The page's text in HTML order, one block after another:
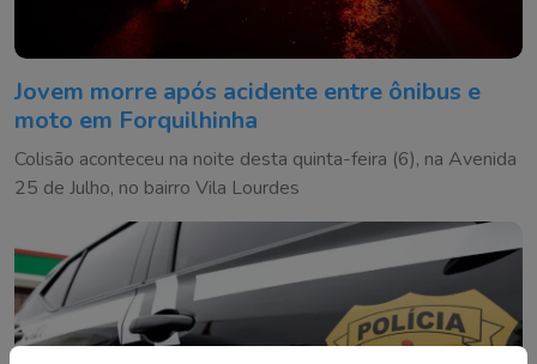
Jovem morre após acidente entre ônibus e
moto em Forquilhinha
Colisão aconteceu na noite desta quinta-feira (6), na Avenida
25 de Julho, no bairro Vila Lourdes